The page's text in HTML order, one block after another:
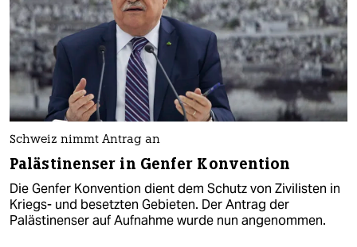
Schweiz nimmt Antrag an
Palästinenser in Genfer Konvention
Die Genfer Konvention dient dem Schutz von Zivilisten in
Kriegs- und besetzten Gebieten. Der Antrag der
Palästinenser auf Aufnahme wurde nun angenommen.